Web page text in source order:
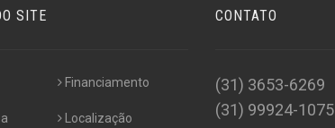
SITE
Financiamento
Localização
CONTATO
(31) 3653-6269
(31) 99924-1075